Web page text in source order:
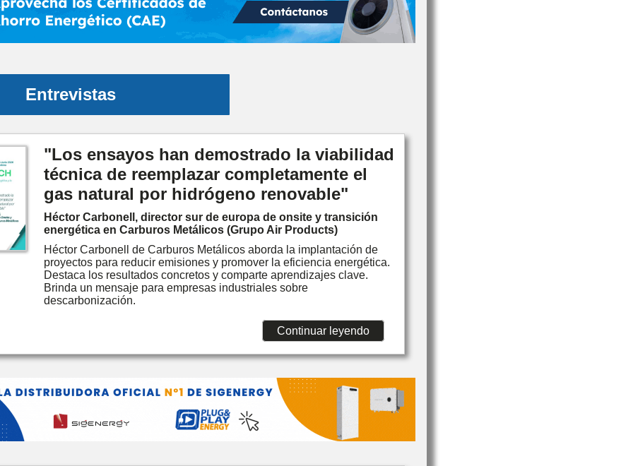
Entrevistas
"Los ensayos han demostrado la viabilidad
técnica de reemplazar completamente el
gas natural por hidrógeno renovable"
Héctor Carbonell, director sur de europa de onsite y transición
energética en Carburos Metálicos (Grupo Air Products)
Héctor Carbonell de Carburos Metálicos aborda la implantación de
proyectos para reducir emisiones y promover la eficiencia energética.
Destaca los resultados concretos y comparte aprendizajes clave.
Brinda un mensaje para empresas industriales sobre
descarbonización.
Continuar leyendo